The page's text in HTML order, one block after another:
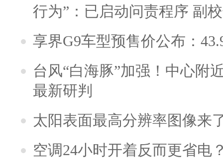
行为”：已启动问责程序 副
享界G9车型预售价公布：
台风“白海豚”加强！中心附
最新研判
太阳表面最高分辨率图像来
空调24小时开着反而更省电